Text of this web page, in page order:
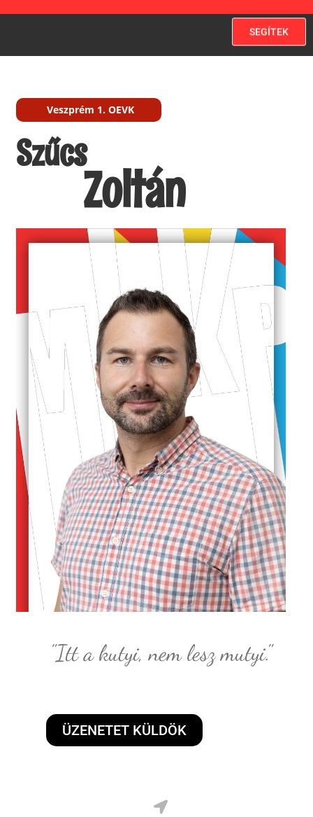
SEGÍTEK
Veszprém 1. OEVK
Szűcs
Zoltán
"Itt a kutyi, nem lesz mutyi."
ÜZENETET KÜLDÖK